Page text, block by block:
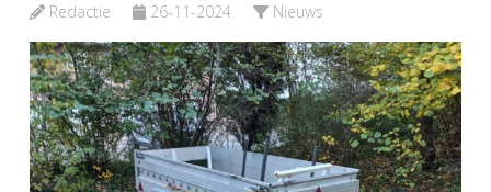
Redactie 26-11-2024 Nieuws